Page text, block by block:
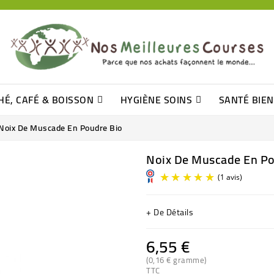
CAFÉ & BOISSON HYGIÈNE SOINS SANTÉ
De Muscade En Poudre Bio
Noix De Muscade En
+ De Détails
6,55 €
(0,16 € gramme)
TTC